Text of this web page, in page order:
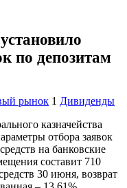
по депозитам
рынок 1 Дивиденды
казначейства
отбора заявок
на банковские
составит 710
30 июня, возврат